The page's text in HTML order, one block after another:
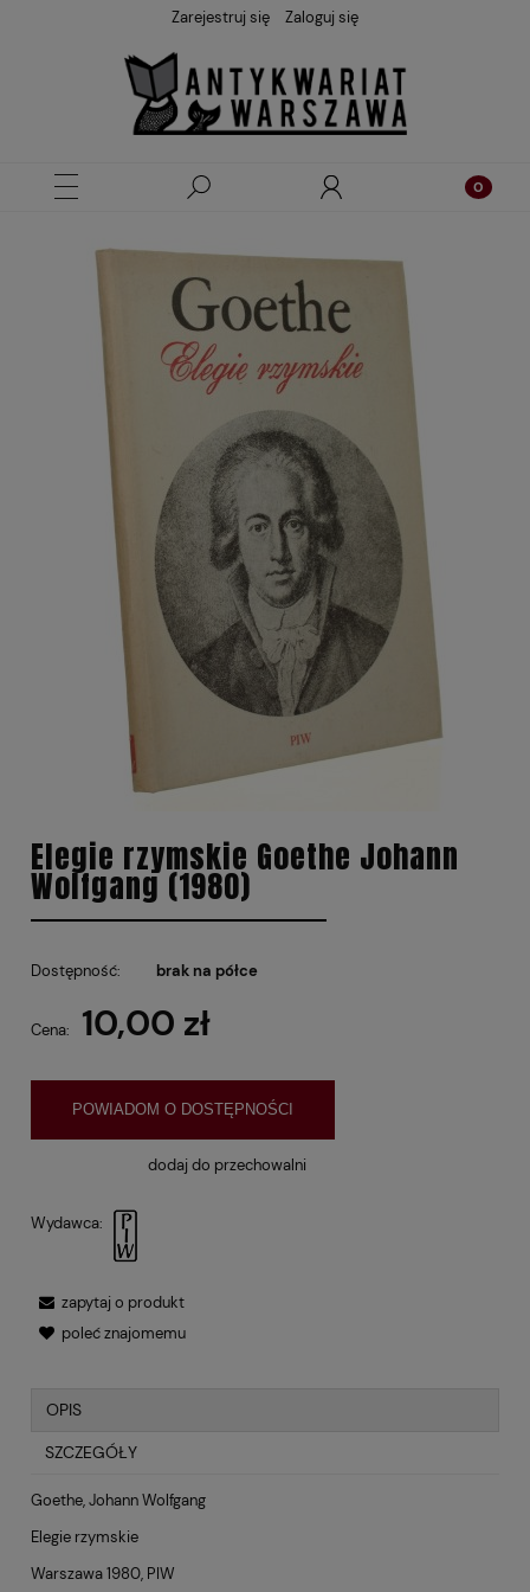
Zarejestruj się Zaloguj się
Elegie rzymskie Goethe Johann
Wolfgang (1980)
Dostępność: brak na półce
Cena: 10,00 zł
POWIADOM O DOSTĘPNOŚCI
dodaj do przechowalni
Wydawca:
zapytaj o produkt
poleć znajomemu
OPIS
SZCZEGÓŁY
Goethe, Johann Wolfgang
Elegie rzymskie
Warszawa 1980, PIW